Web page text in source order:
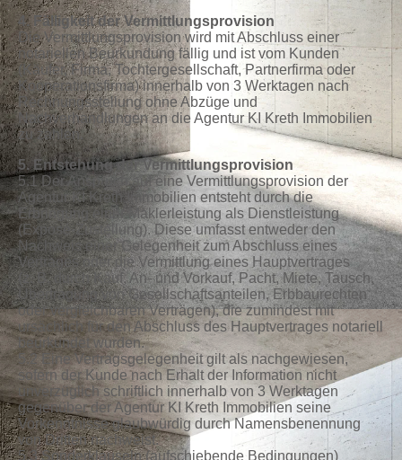
4. Fälligkeit der Vermittlungsprovision
Die Vermittlungsprovision wird mit Abschluss einer
notariellen Beurkundung fällig und ist vom Kunden
(Käufer, Firma, Tochtergesellschaft, Partnerfirma oder
Kooperationsfirma) innerhalb von 3 Werktagen nach
Rechnungsstellung ohne Abzüge und
Nachverhandlungen an die Agentur KI Kreth Immobilien
zu zahlen.
5. Entstehung der Vermittlungsprovision
5.1 Der Anspruch auf eine Vermittlungsprovision der
Agentur KI Kreth Immobilien entsteht durch die
Erbringung einer Maklerleistung als Dienstleistung
(Exposé-Zustellung). Diese umfasst entweder den
Nachweis einer Gelegenheit zum Abschluss eines
Vertrages oder die Vermittlung eines Hauptvertrages
(z. B. durch Kauf, An‑ und Vorkauf, Pacht, Miete, Tausch,
Übertragung von Gesellschaftsanteilen, Erbbaurechten
oder vergleichbaren Verträgen), die zumindest mit
ursächlich für den Abschluss des Hauptvertrages notariell
beurkundet wurden.
5.2 Eine Vertragsgelegenheit gilt als nachgewiesen,
sofern der Kunde nach Erhalt der Information nicht
unverzüglich schriftlich innerhalb von 3 Werktagen
gegenüber der Agentur KI Kreth Immobilien seine
Vorkenntnisse glaubwürdig durch Namensbenennung
von Dritten nachweist.
5.3 Sonderklauseln (aufschiebende Bedingungen)